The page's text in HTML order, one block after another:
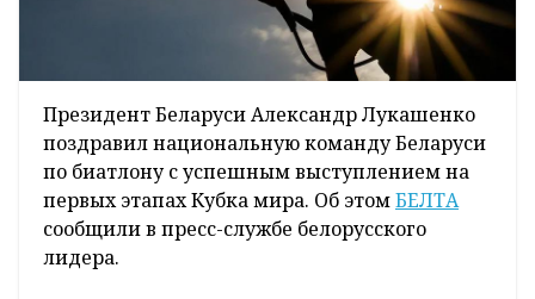
Президент Беларуси Александр Лукашенко
поздравил национальную команду Беларуси
по биатлону с успешным выступлением на
первых этапах Кубка мира. Об этомБЕЛТА
сообщили в пресс-службе белорусского
лидера.